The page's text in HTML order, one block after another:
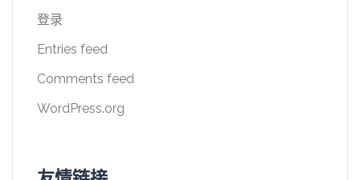
登录
Entries feed
Comments feed
WordPress.org